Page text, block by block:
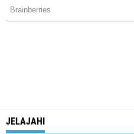
JELAJAHI